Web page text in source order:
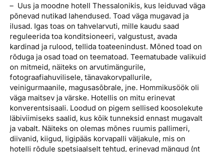
– Uus ja moodne hotell Thessalonikis, kus leiduvad väga
põnevad nutikad lahendused. Toad väga mugavad ja
ilusad. Igas toas on tahvelarvuti, mille kaudu saad
reguleerida toa konditsioneeri, valgustust, avada
kardinad ja rulood, tellida toateenindust. Mõned toad on
rõduga ja osad toad on teematoad. Teematubade valikuid
on mitmeid, näiteks on arvutimängurile,
fotograafiahuvilisele, tänavakorvpallurile,
veinigurmaanile, magusasõbrale, jne. Hommikusöök oli
väga maitsev ja värske. Hotellis on mitu erinevat
konverentsisaali. Loodud on pigem sellised koosolekute
läbiviimiseks saalid, kus kõik tunneksid ennast mugavalt
ja vabalt. Näiteks on olemas mõnes ruumis pallimeri,
diivanid, kiigud, ligipääs korvapalli väljakule, mis on
hotelli rõdule spetsiaalselt tehtud, erinevad mängud (nt